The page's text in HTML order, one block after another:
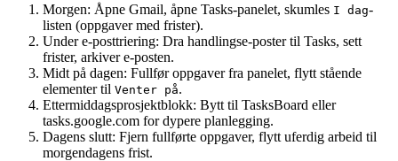
Morgen: Åpne Gmail, åpne Tasks-panelet, skumles I dag-
listen (oppgaver med frister).
Under e-posttriering: Dra handlingse-poster til Tasks, sett
frister, arkiver e-posten.
Midt på dagen: Fullfør oppgaver fra panelet, flytt stående
elementer til Venter på.
Ettermiddagsprosjektblokk: Bytt til TasksBoard eller
tasks.google.com for dypere planlegging.
Dagens slutt: Fjern fullførte oppgaver, flytt uferdig arbeid til
morgendagens frist.